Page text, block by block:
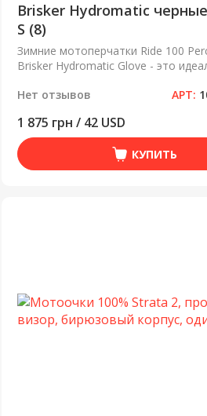
Brisker Hydromatic
S (8)
Зимние мотоперчатки Ride 100
Brisker Hydromatic Glove - это
Нет отзывов
АРТ:
1 875 грн / 42 USD
КУПИТЬ